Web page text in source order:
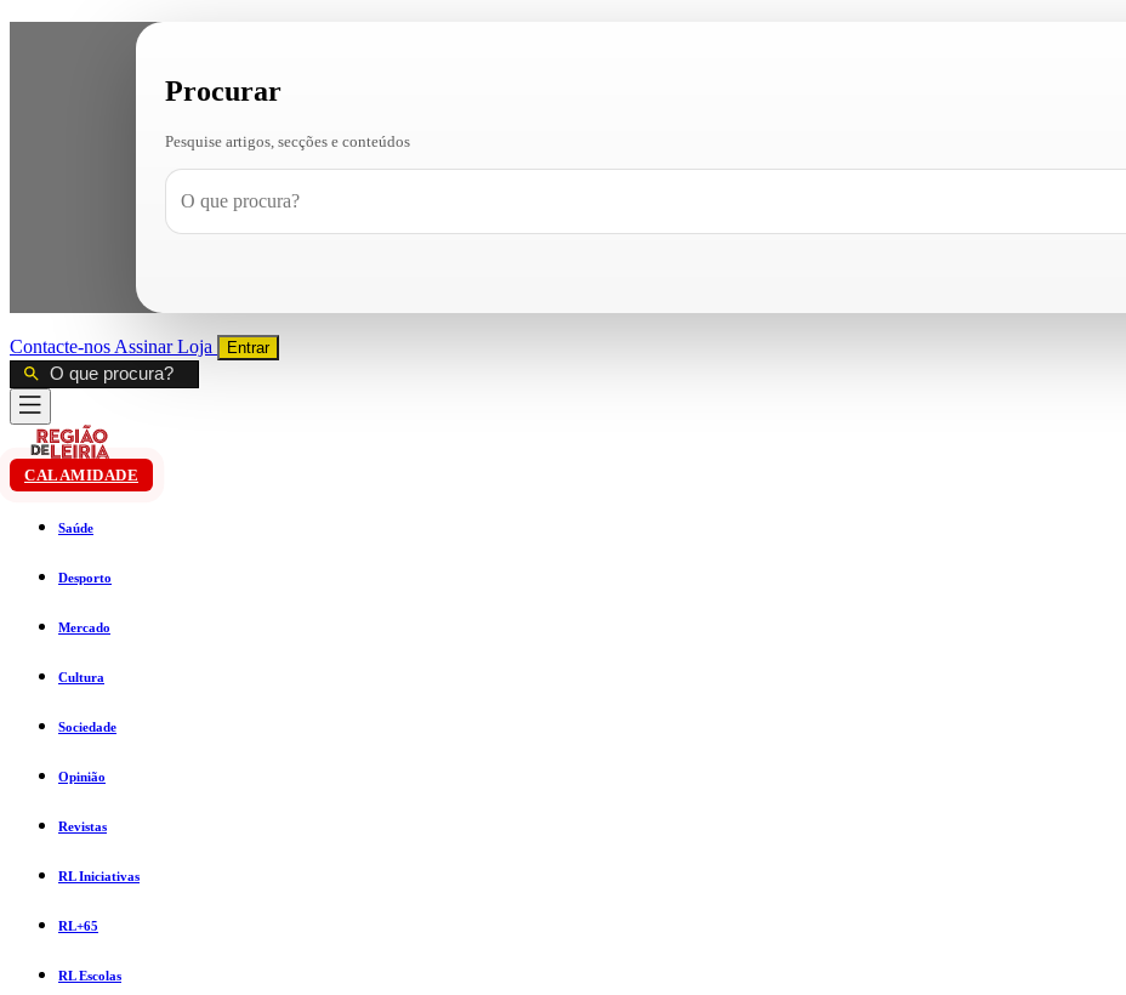
Procurar
Pesquise artigos, secções e conteúdos
Contacte-nos AssinarLoja Entrar
CALAMIDADE
Saúde
Desporto
Mercado
Cultura
Sociedade
Opinião
Revistas
RL Iniciativas
RL+65
RL Escolas